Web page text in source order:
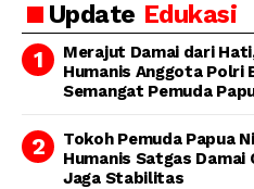
Bertanggung Jawab
Update Edukasi
Merajut Damai dari
Humanis Anggota Polri
Semangat Pemuda
Tokoh Pemuda Papua
Humanis Satgas
Jaga Stabilitas